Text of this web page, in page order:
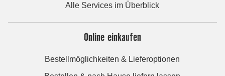
Alle Services im Überblick
Online einkaufen
Bestellmöglichkeiten & Lieferoptionen